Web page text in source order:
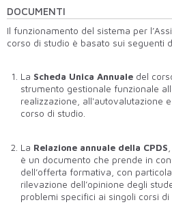
DOCUMENTI
Il funzionamento del sistema per
corso di studio è basato sui seguenti
La Scheda Unica Annuale del
strumento gestionale funzionale
realizzazione, all'autovalutazione
corso di studio.
La Relazione annuale della CPDS
è un documento che prende in
dell’offerta formativa, con
rilevazione dell’opinione degli
problemi specifici ai singoli corsi di